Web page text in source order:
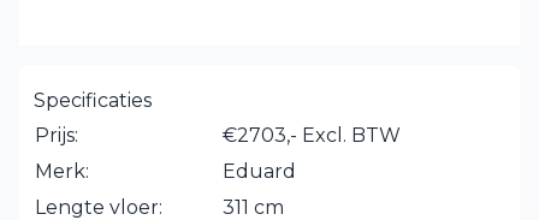
Specificaties
Prijs:
€2703,- Excl. BTW
Merk:
Eduard
Lengte vloer:
311 cm